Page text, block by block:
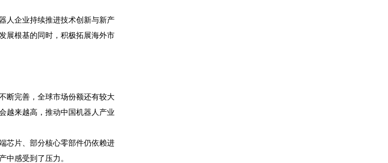
企业持续推进技术创新与新产
展根基的同时，积极拓展海外市
完善，全球市场份额还有较大
越来越高，推动中国机器人产业
片、部分核心零部件仍依赖进
中感受到了压力。